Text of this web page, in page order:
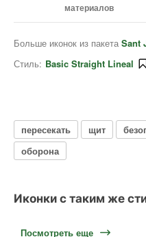
материалов
Больше иконок из пакета Sant
Стиль: Basic Straight Lineal
пересекать щит
оборона
Иконки с таким же
Посмотреть еще